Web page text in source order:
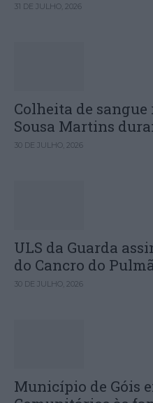
31 DE JULHO, 2026
Colheita de
Sousa Martins
30 DE JULHO, 2026
ULS da Guarda
do Cancro do
30 DE JULHO, 2026
Município de Góis